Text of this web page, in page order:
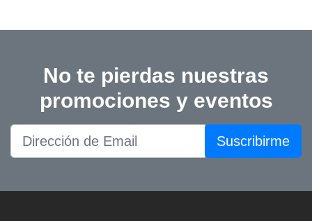
No te pierdas nuestras
promociones y eventos
Suscribirme